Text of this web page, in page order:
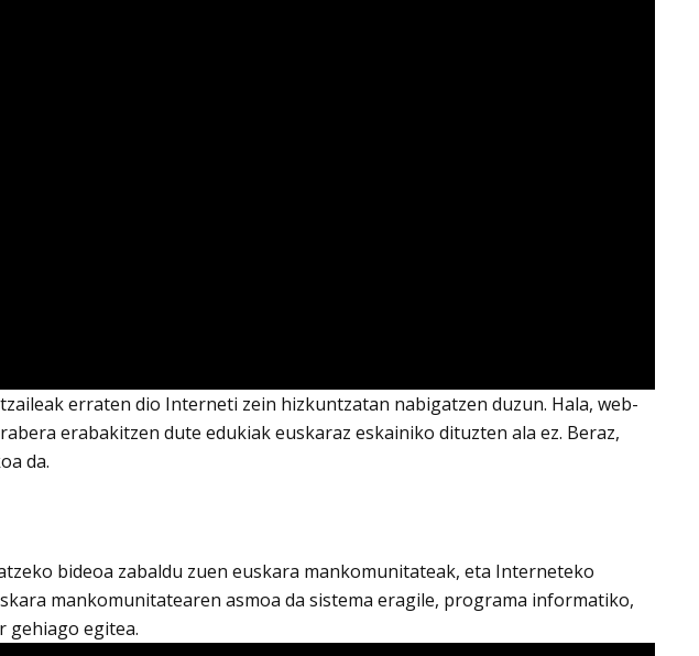
erraten dio Interneti zein hizkuntzatan nabigatzen duzun. Hala, web-
erabakitzen dute edukiak euskaraz eskainiko dituzten ala ez. Beraz,
da.
bideoa zabaldu zuen euskara mankomunitateak, eta Interneteko
mankomunitatearen asmoa da sistema eragile, programa informatiko,
gehiago egitea.